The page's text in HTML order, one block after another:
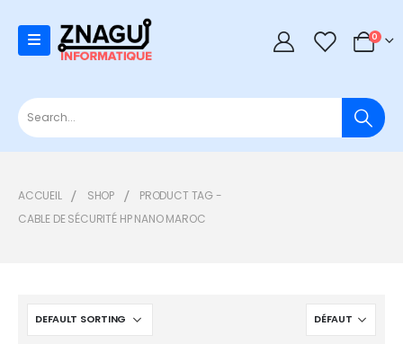
0 0
ACCUEIL SHOP
PRODUCT TAG -
CABLE DE SÉCURITÉ HP NANO MAROC